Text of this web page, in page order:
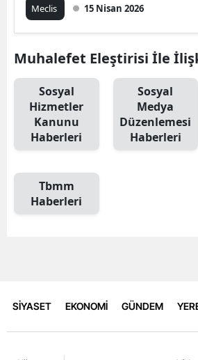
Meclis 15 Nisan 2026
Muhalefet Eleştirisi İle
Sosyal
Hizmetler
Kanunu
Haberleri
Sosyal
Medya
Düzenlemesi
Haberleri
Tbmm
Haberleri
SİYASET EKONOMİ GÜNDEM